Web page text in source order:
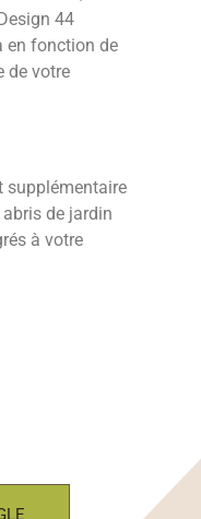
44
en fonction de
de votre
supplémentaire
de jardin
à votre